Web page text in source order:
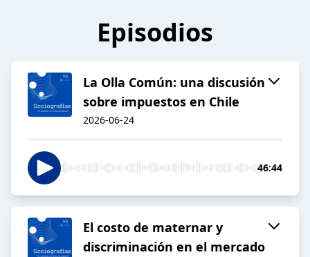
Episodios
La Olla Común: una discusión
sobre impuestos en Chile
2026-06-24
46:44
El costo de maternar y
discriminación en el mercado